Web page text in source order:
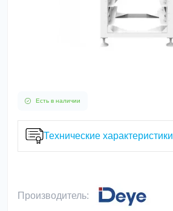
Есть в наличии
Технические характеристики
Производитель: